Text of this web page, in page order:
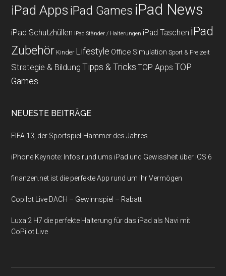
iPad Apps iPad Games iPad News
iPad Schutzhüllen iPad Ständer / Halterungen iPad Taschen iPad
Zubehör Kinder Lifestyle Office Simulation Sport & Freizeit
Strategie & Bildung Tipps & Tricks TOP Apps TOP
Games
NEUESTE BEITRÄGE
FIFA 13, der Sportspiel-Hammer des Jahres
iPhone Keynote: Infos rund ums iPad und Gewissheit über iOS 6
finanzen.net ist die perfekte App rund um Ihr Vermögen
Copilot Live DACH – Gewinnspiel – Rabatt
Luxa 2 H7 die perfekte Halterung für das iPad als Navi mit
CoPilot Live